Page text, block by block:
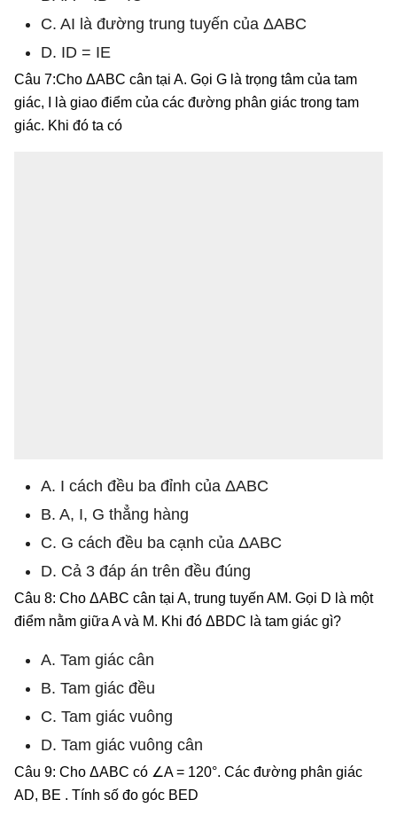
C. AI là đường trung tuyến của ΔABC
D. ID = IE
Câu 7:Cho ΔABC cân tại A. Gọi G là trọng tâm của tam
giác, I là giao điểm của các đường phân giác trong tam
giác. Khi đó ta có
A. I cách đều ba đỉnh của ΔABC
B. A, I, G thẳng hàng
C. G cách đều ba cạnh của ΔABC
D. Cả 3 đáp án trên đều đúng
Câu 8: Cho ΔABC cân tại A, trung tuyến AM. Gọi D là một
điểm nằm giữa A và M. Khi đó ΔBDC là tam giác gì?
A. Tam giác cân
B. Tam giác đều
C. Tam giác vuông
D. Tam giác vuông cân
Câu 9: Cho ΔABC có ∠A = 120°. Các đường phân giác
AD, BE . Tính số đo góc BED